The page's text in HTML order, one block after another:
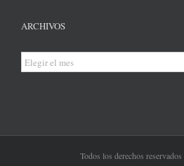
ARCHIVOS
Archivos
Todos los derechos reservados